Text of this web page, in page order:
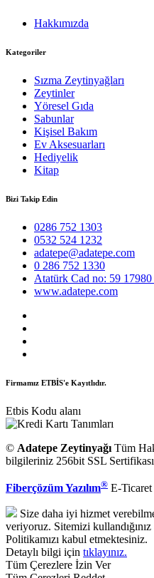
Hakkımızda
Kategoriler
Sızma Zeytinyağları
Zeytinler
Yöresel Gıda
Sabunlar
Kişisel Bakım
Ev Aksesuarları
Hediyelik
Kitap
Bizi Takip Edin
0286 752 1303
0532 524 1232
adatepe@adatepe.com
0 286 752 1330
Atatürk Cad no: 59
www.adatepe.com
Firmamız ETBİS'e Kayıtlıdır.
Etbis Kodu alanı
© Adatepe Zeytinyağı Tüm
bilgileriniz 256bit SSL
Fiberçözüm Yazılım® E-Ticaret
Size daha iyi hizmet
veriyoruz. Sitemizi
Politikamızı kabul etmektesiniz.
Detaylı bilgi için tıklayınız.
Tüm Çerezlere İzin Ver